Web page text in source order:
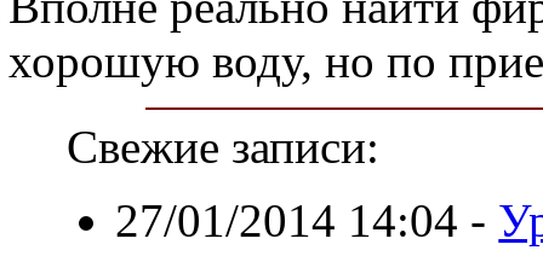
хорошую воду, но по
Свежие записи:
27/01/2014 14:04 -